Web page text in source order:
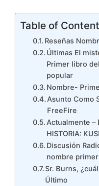
Table of
Reseñas
Últimas El
Primer libro
popular
Nombre-
Asunto Como
FreeFire
Actualmente –
HISTORIA:
Discusión
nombre
Sr. Burns,
Último